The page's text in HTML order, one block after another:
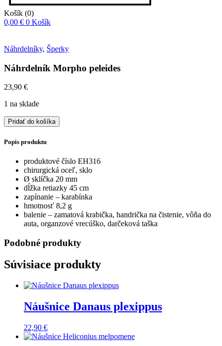
Košík (0)
0,00 € 0 Košík
Náhrdelníky, Šperky
Náhrdelník Morpho peleides
23,90 €
1 na sklade
množstvo
Náhrdelník
Morpho
peleides
Pridať do košíka
Popis produktu
produktové číslo EH316
chirurgická oceľ, sklo
Ø sklíčka 20 mm
dĺžka retiazky 45 cm
zapínanie – karabínka
hmotnosť 8,2 g
balenie – zamatová krabička, handrička na čistenie, vôňa do
auta, organzové vrecúško, darčeková taška
Podobné produkty
Súvisiace produkty
Náušnice Danaus plexippus
22,90 €